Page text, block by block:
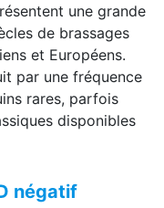
une grande
de brassages
et Européens.
par une fréquence
rares, parfois
disponibles
négatif